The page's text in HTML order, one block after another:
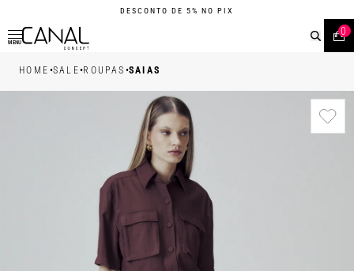
DESCONTO DE 5% NO PIX
MENU
0
HOME •SALE•ROUPAS •SAIAS